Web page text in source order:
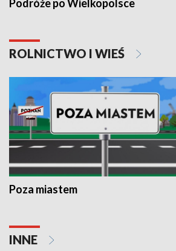
Podróże po Wielkopolsce
ROLNICTWO I WIEŚ
Poza miastem
INNE